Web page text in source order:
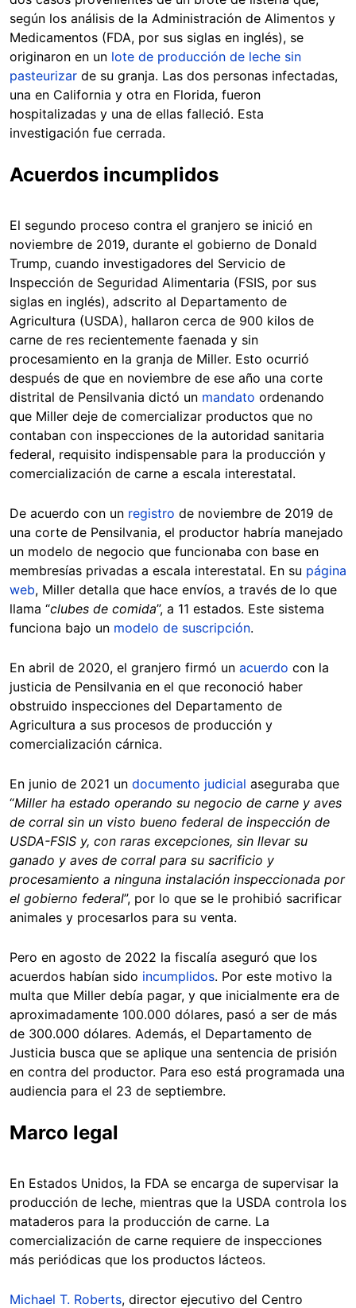
según los análisis de la Administración de Alimentos y
Medicamentos (FDA, por sus siglas en inglés), se
originaron en un lote de producción de leche sin
pasteurizar de su granja. Las dos personas infectadas,
una en California y otra en Florida, fueron
hospitalizadas y una de ellas falleció. Esta
investigación fue cerrada.
Acuerdos incumplidos
El segundo proceso contra el granjero se inició en
noviembre de 2019, durante el gobierno de Donald
Trump, cuando investigadores del Servicio de
Inspección de Seguridad Alimentaria (FSIS, por sus
siglas en inglés), adscrito al Departamento de
Agricultura (USDA), hallaron cerca de 900 kilos de
carne de res recientemente faenada y sin
procesamiento en la granja de Miller. Esto ocurrió
después de que en noviembre de ese año una corte
distrital de Pensilvania dictó un mandato ordenando
que Miller deje de comercializar productos que no
contaban con inspecciones de la autoridad sanitaria
federal, requisito indispensable para la producción y
comercialización de carne a escala interestatal.
De acuerdo con un registro de noviembre de 2019 de
una corte de Pensilvania, el productor habría manejado
un modelo de negocio que funcionaba con base en
membresías privadas a escala interestatal. En su página
web, Miller detalla que hace envíos, a través de lo que
llama “clubes de comida”, a 11 estados. Este sistema
funciona bajo un modelo de suscripción.
En abril de 2020, el granjero firmó un acuerdo con la
justicia de Pensilvania en el que reconoció haber
obstruido inspecciones del Departamento de
Agricultura a sus procesos de producción y
comercialización cárnica.
En junio de 2021 un documento judicial aseguraba que
“Miller ha estado operando su negocio de carne y aves
de corral sin un visto bueno federal de inspección de
USDA-FSIS y, con raras excepciones, sin llevar su
ganado y aves de corral para su sacrificio y
procesamiento a ninguna instalación inspeccionada por
el gobierno federal”, por lo que se le prohibió sacrificar
animales y procesarlos para su venta.
Pero en agosto de 2022 la fiscalía aseguró que los
acuerdos habían sido incumplidos. Por este motivo la
multa que Miller debía pagar, y que inicialmente era de
aproximadamente 100.000 dólares, pasó a ser de más
de 300.000 dólares. Además, el Departamento de
Justicia busca que se aplique una sentencia de prisión
en contra del productor. Para eso está programada una
audiencia para el 23 de septiembre.
Marco legal
En Estados Unidos, la FDA se encarga de supervisar la
producción de leche, mientras que la USDA controla los
mataderos para la producción de carne. La
comercialización de carne requiere de inspecciones
más periódicas que los productos lácteos.
Michael T. Roberts, director ejecutivo del Centro